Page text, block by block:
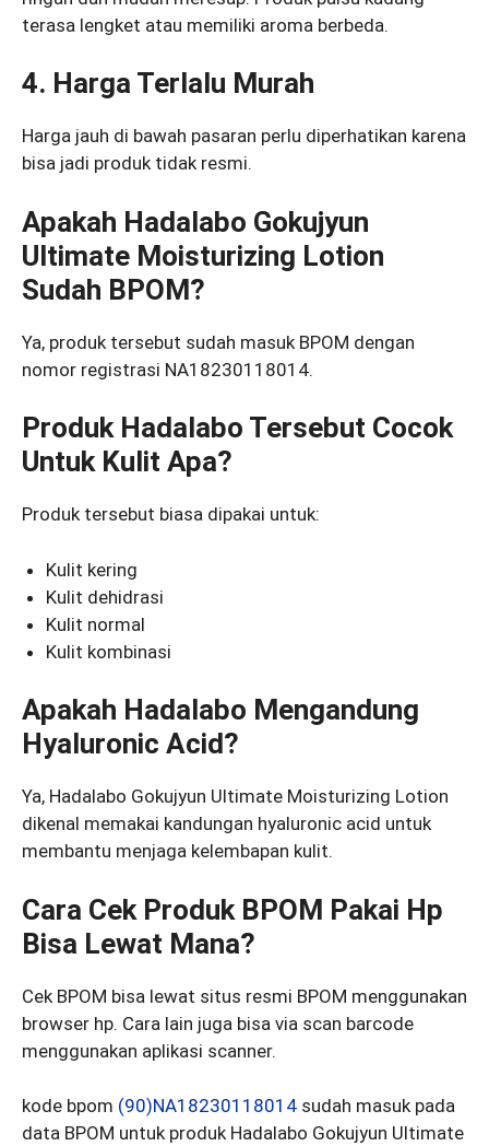
terasa lengket atau memiliki aroma berbeda.
4. Harga Terlalu Murah
Harga jauh di bawah pasaran perlu diperhatikan karena
bisa jadi produk tidak resmi.
Apakah Hadalabo Gokujyun
Ultimate Moisturizing Lotion
Sudah BPOM?
Ya, produk tersebut sudah masuk BPOM dengan
nomor registrasi NA18230118014.
Produk Hadalabo Tersebut Cocok
Untuk Kulit Apa?
Produk tersebut biasa dipakai untuk:
Kulit kering
Kulit dehidrasi
Kulit normal
Kulit kombinasi
Apakah Hadalabo Mengandung
Hyaluronic Acid?
Ya, Hadalabo Gokujyun Ultimate Moisturizing Lotion
dikenal memakai kandungan hyaluronic acid untuk
membantu menjaga kelembapan kulit.
Cara Cek Produk BPOM Pakai Hp
Bisa Lewat Mana?
Cek BPOM bisa lewat situs resmi BPOM menggunakan
browser hp. Cara lain juga bisa via scan barcode
menggunakan aplikasi scanner.
kode bpom (90)NA18230118014 sudah masuk pada
data BPOM untuk produk Hadalabo Gokujyun Ultimate